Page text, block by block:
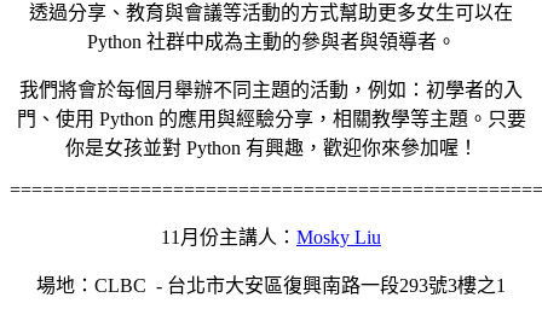
透過分享、教育與會議等活動的方式幫助更多女生可以在
Python 社群中成為主動的參與者與領導者。
我們將會於每個月舉辦不同主題的活動，例如：初學者的入
門、使用 Python 的應用與經驗分享，相關教學等主題。只要
你是女孩並對 Python 有興趣，歡迎你來參加喔！
=================================================
11月份主講人： Mosky Liu
場地：CLBC - 台北市大安區復興南路一段293號3樓之1